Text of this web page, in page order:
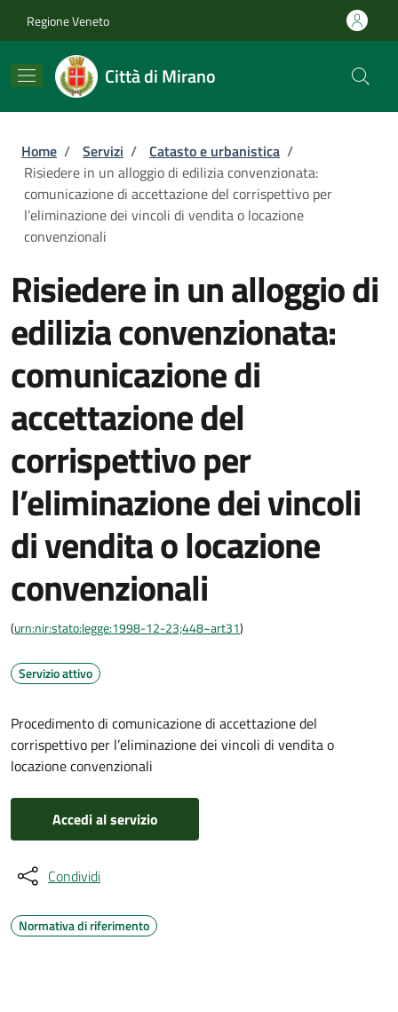
Regione Veneto
Città di Mirano
Briciole di pane
Home / Servizi / Catasto e urbanistica /
Risiedere in un alloggio di edilizia convenzionata:
comunicazione di accettazione del corrispettivo per
l’eliminazione dei vincoli di vendita o locazione
convenzionali
Risiedere in un alloggio di
edilizia convenzionata:
comunicazione di
accettazione del
corrispettivo per
l’eliminazione dei vincoli
di vendita o locazione
convenzionali
(urn:nir:stato:legge:1998-12-23;448~art31)
Servizio attivo
Procedimento di comunicazione di accettazione del
corrispettivo per l’eliminazione dei vincoli di vendita o
locazione convenzionali
Accedi al servizio
Condividi
Normativa di riferimento